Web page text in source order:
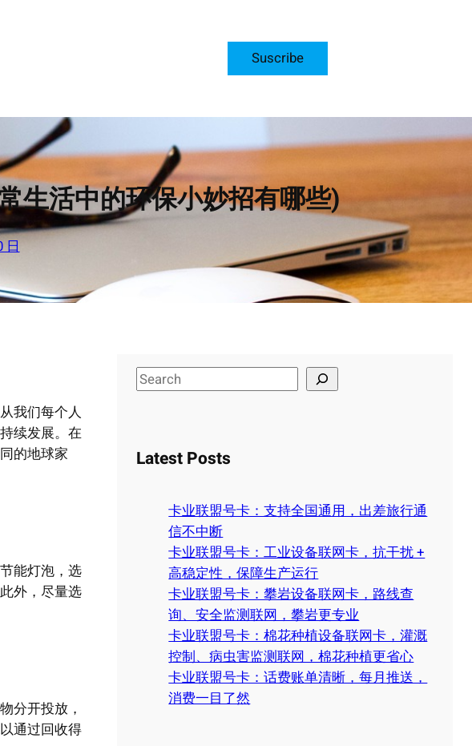
Suscribe
生活中的环保小妙招有哪些)
日
我们每个人
续发展。在
的地球家
能灯泡，选
外，尽量选
分开投放，
通过回收得
S
e
c
Latest Posts
卡业联盟号卡：支持全国通用，出差旅行通
信不中断
卡业联盟号卡：工业设备联网卡，抗干扰 +
高稳定性，保障生产运行
卡业联盟号卡：攀岩设备联网卡，路线查
询、安全监测联网，攀岩更专业
卡业联盟号卡：棉花种植设备联网卡，灌溉
控制、病虫害监测联网，棉花种植更省心
卡业联盟号卡：话费账单清晰，每月推送，
消费一目了然